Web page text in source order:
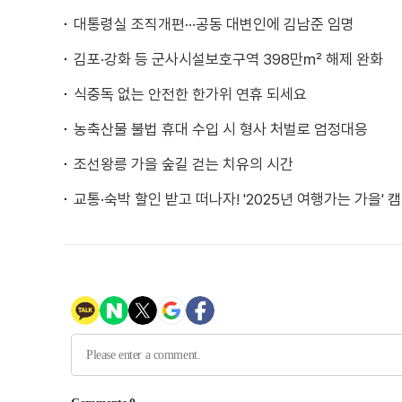
대통령실 조직개편···공동 대변인에 김남준 임명
김포·강화 등 군사시설보호구역 398만㎡ 해제 완화
식중독 없는 안전한 한가위 연휴 되세요
농축산물 불법 휴대 수입 시 형사 처벌로 엄정대응
조선왕릉 가을 숲길 걷는 치유의 시간
교통·숙박 할인 받고 떠나자! '2025년 여행가는 가을'